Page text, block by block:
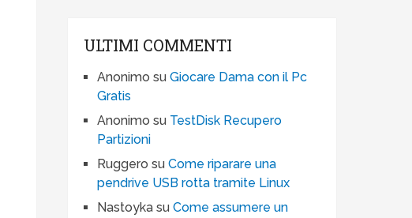
ULTIMI COMMENTI
Anonimo suGiocare Dama con il Pc
Gratis
Anonimo su TestDisk Recupero
Partizioni
Ruggero suCome riparare una
pendrive USB rotta tramite Linux
Nastoyka suCome assumere un